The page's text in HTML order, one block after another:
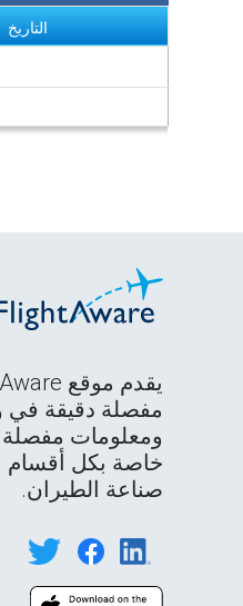
التاريخ
مفصلة دقيقة في
ومعلومات مفصلة
خاصة بكل أقسام
صناعة الطيران.